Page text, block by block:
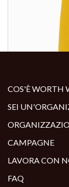
COS'È WORTH
SEI
CAMPAGNE
LAVORA CON
FAQ